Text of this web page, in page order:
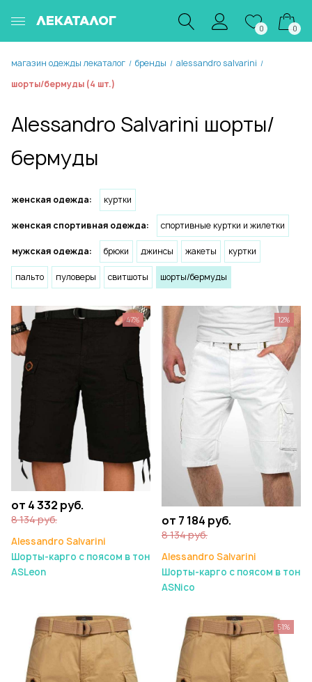
ЛЕКАТАЛОГ
0 0
магазин одежды лекаталог / бренды / alessandro salvarini /
шорты/бермуды (4 шт.)
Alessandro Salvarini шорты/
бермуды
женская одежда: куртки
женская спортивная одежда: спортивные куртки и жилетки
мужская одежда: брюки джинсы жакеты куртки
пальто пуловеры свитшоты шорты/бермуды
от 4 332 руб.
8 134 руб.
Alessandro Salvarini
Шорты-карго с поясом в тон
ASLeon
47%
от 7 184 руб.
8 134 руб.
Alessandro Salvarini
Шорты-карго с поясом в тон
ASNico
12%
51%